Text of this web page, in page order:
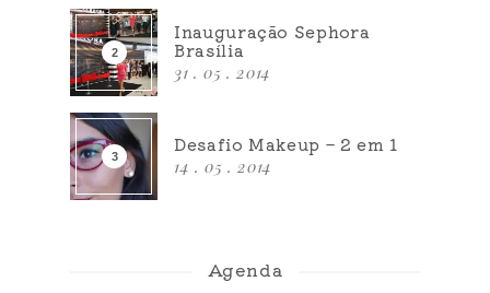
Inauguração Sephora
Brasília
31 . 05 . 2014
Desafio Makeup – 2 em 1
14 . 05 . 2014
Agenda